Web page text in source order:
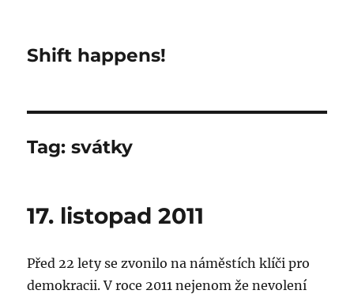
Shift happens!
Tag:svátky
17. listopad 2011
Před 22 lety se zvonilo na náměstích klíči pro
demokracii. V roce 2011 nejenom že nevolení